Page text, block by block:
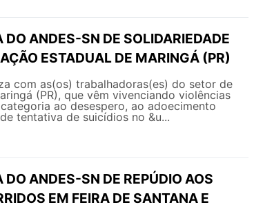
DO ANDES-SN DE SOLIDARIEDADE
ESTADUAL DE MARINGÁ (PR)
com as(os) trabalhadoras(es) do setor de
(PR), que vêm vivenciando violências
ao desespero, ao adoecimento
tentativa de suicídios no &u...
DO ANDES-SN DE REPÚDIO AOS
EM FEIRA DE SANTANA E